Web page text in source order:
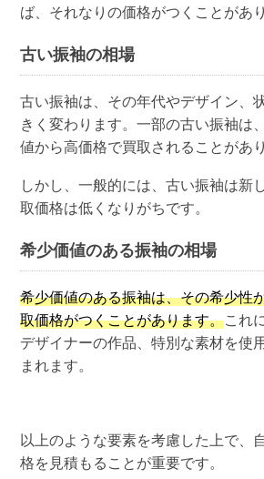
ば、それなりの価格がつくことがあ
古い振袖の相場
古い振袖は、その年代やデザイン、
きく変わります。一部の古い振袖は
値から高価格で買取されることがあ
しかし、一般的には、古い振袖は新
取価格は低くなりがちです。
希少価値のある振袖の相場
希少価値のある振袖は、その希少性
取価格がつくことがあります。これ
デザイナーの作品、特別な素材を使
まれます。
以上のような要素を考慮した上で、
格を見積もることが重要です。